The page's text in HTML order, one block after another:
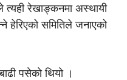
त्यही रेखाङ्कनमा अस्थायी
समितिले जनाएको
पसेको थियो ।